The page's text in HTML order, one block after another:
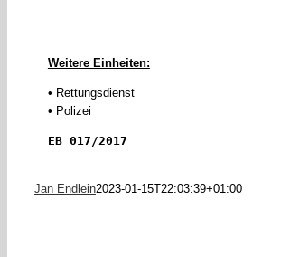
Weitere Einheiten:
• Rettungsdienst
• Polizei
EB 017/2017
Jan Endlein2023-01-15T22:03:39+01:00